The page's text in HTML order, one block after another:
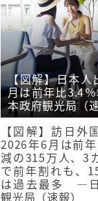
【図解】日本
月は前年比3.4
本政府観光局（速
【図解】訪日外
2026年6月は前
減の315万人、3
で前年割れも、
は過去最多 ―
観光局（速報）